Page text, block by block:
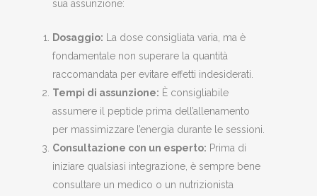
sua assunzione:
Dosaggio: La dose consigliata varia, ma è
fondamentale non superare la quantità
raccomandata per evitare effetti indesiderati.
Tempi di assunzione: È consigliabile
assumere il peptide prima dell’allenamento
per massimizzare l’energia durante le sessioni.
Consultazione con un esperto: Prima di
iniziare qualsiasi integrazione, è sempre bene
consultare un medico o un nutrizionista